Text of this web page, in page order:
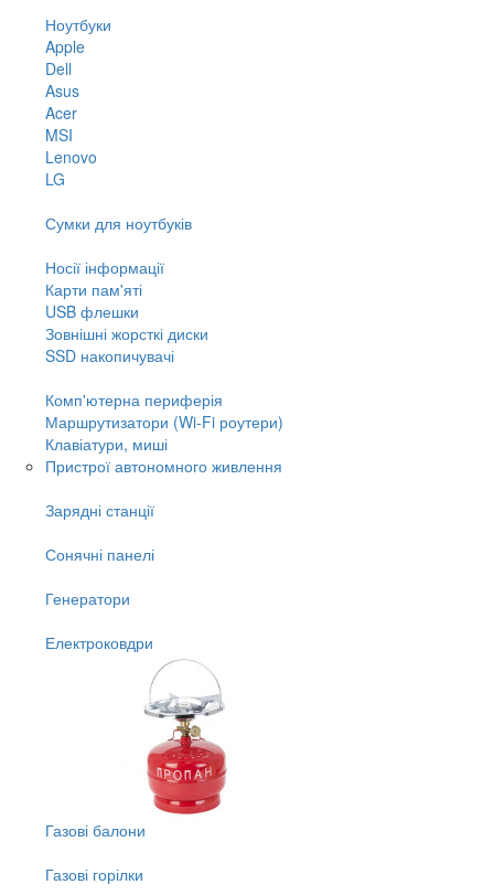
Ноутбуки
Apple
Dell
Asus
Acer
MSI
Lenovo
LG
Сумки для ноутбуків
Носії інформації
Карти пам'яті
USB флешки
Зовнішні жорсткі диски
SSD накопичувачі
Комп'ютерна периферія
Маршрутизатори (Wi-Fi роутери)
Клавіатури, миші
Пристрої автономного живлення
Зарядні станції
Сонячні панелі
Генератори
Електроковдри
Газові балони
Газові горілки